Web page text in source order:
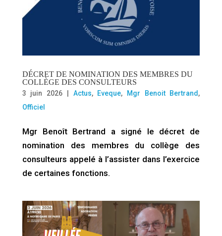
DÉCRET DE NOMINATION DES MEMBRES DU
COLLÈGE DES CONSULTEURS
3 juin 2026 Actus, Eveque, Mgr Benoit Bertrand ,
Officiel
Mgr Benoît Bertrand a signé le décret de
nomination des membres du collège des
consulteurs appelé à l’assister dans l’exercice
de certaines fonctions.